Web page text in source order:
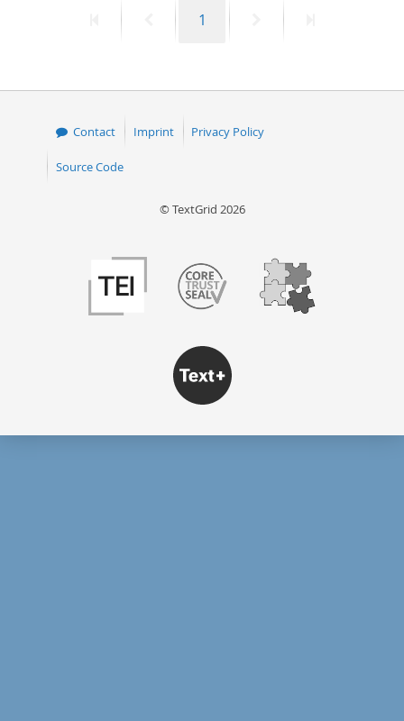
PreviousPage
1
Contact Imprint Privacy Policy
Source Code
© TextGrid 2026